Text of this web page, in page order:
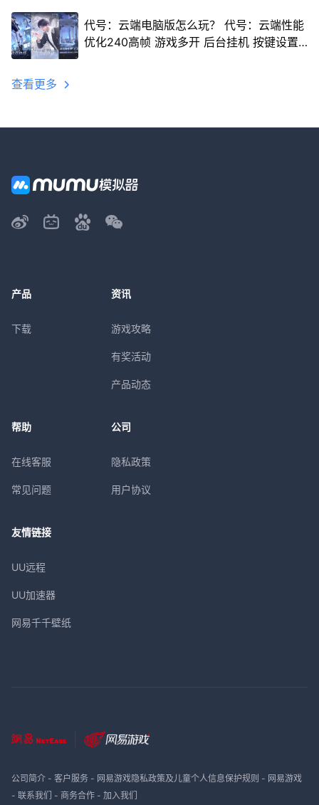
代号：云端电脑版怎么玩？ 代号：云端性能
优化240高帧 游戏多开 后台挂机 按键设置
查看更多
产品
下载
资讯
游戏攻略
有奖活动
产品动态
帮助
在线客服
常见问题
公司
隐私政策
用户协议
友情链接
UU远程
UU加速器
网易千千壁纸
公司简介- 客户服务- 网易游戏隐私政策及儿童个人信息保护规则 - 网易游戏
- 联系我们 - 商务合作- 加入我们